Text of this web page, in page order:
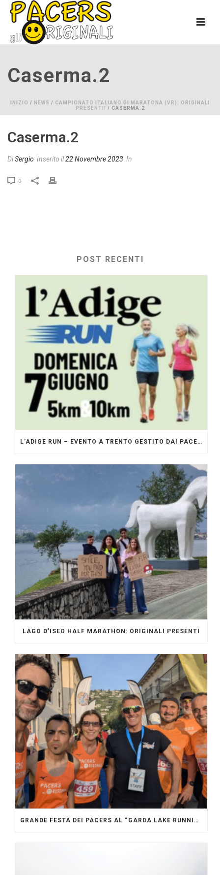
Caserma.2
INIZIO / NEWS / CAMPIONATO ITALIANO DI MARATONA (VR): ORIGINALI
PRESENTI! / CASERMA.2
Caserma.2
DiSergio Inserito il22 Novembre 2023 In
0
POST RECENTI
L’ADIGE RUN – EVENTO A TRENTO GESTITO DAI PACERS GLI ORIGINALI
LAGO D’ISEO HALF MARATHON: ORIGINALI PRESENTI
GRANDE FESTA DEI PACERS AL “GARDA LAKE RUNNING FESTIVAL”